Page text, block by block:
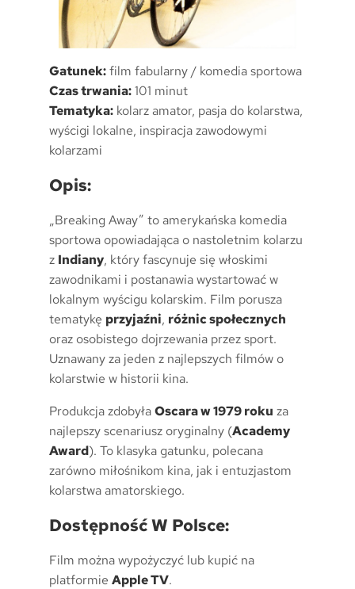
Gatunek:film fabularny / komedia sportowa
Czas trwania:101 minut
Tematyka: kolarz amator, pasja do kolarstwa,
wyścigi lokalne, inspiracja zawodowymi
kolarzami
Opis:
„Breaking Away” to amerykańska komedia
sportowa opowiadająca o nastoletnim kolarzu
z Indiany, który fascynuje się włoskimi
zawodnikami i postanawia wystartować w
lokalnym wyścigu kolarskim. Film porusza
tematykę przyjaźni, różnic społecznych
oraz osobistego dojrzewania przez sport.
Uznawany za jeden z najlepszych filmów o
kolarstwie w historii kina.
Produkcja zdobyłaOscara w 1979 roku za
najlepszy scenariusz oryginalny (Academy
Award). To klasyka gatunku, polecana
zarówno miłośnikom kina, jak i entuzjastom
kolarstwa amatorskiego.
Dostępność W Polsce:
Film można wypożyczyć lub kupić na
platformie Apple TV.